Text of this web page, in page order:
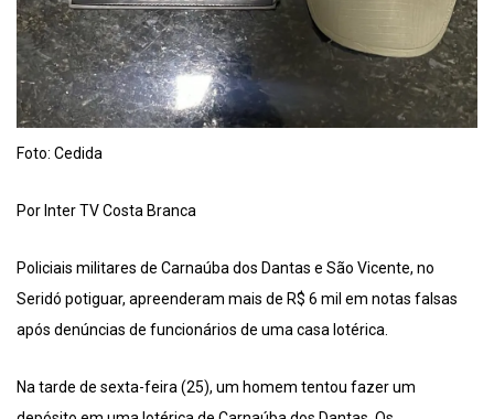
Foto: Cedida
Por Inter TV Costa Branca
Policiais militares de Carnaúba dos Dantas e São Vicente, no
Seridó potiguar, apreenderam mais de R$ 6 mil em notas falsas
após denúncias de funcionários de uma casa lotérica.
Na tarde de sexta-feira (25), um homem tentou fazer um